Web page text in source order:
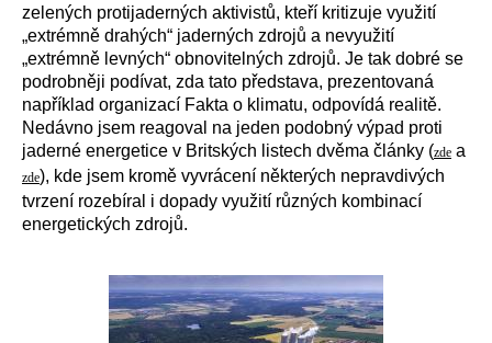
zelených protijaderných aktivistů, kteří kritizuje využití
„extrémně drahých“ jaderných zdrojů a nevyužití
„extrémně levných“ obnovitelných zdrojů. Je tak dobré se
podrobněji podívat, zda tato představa, prezentovaná
například organizací Fakta o klimatu, odpovídá realitě.
Nedávno jsem reagoval na jeden podobný výpad proti
jaderné energetice v Britských listech dvěma články (zde a
zde), kde jsem kromě vyvrácení některých nepravdivých
tvrzení rozebíral i dopady využití různých kombinací
energetických zdrojů.